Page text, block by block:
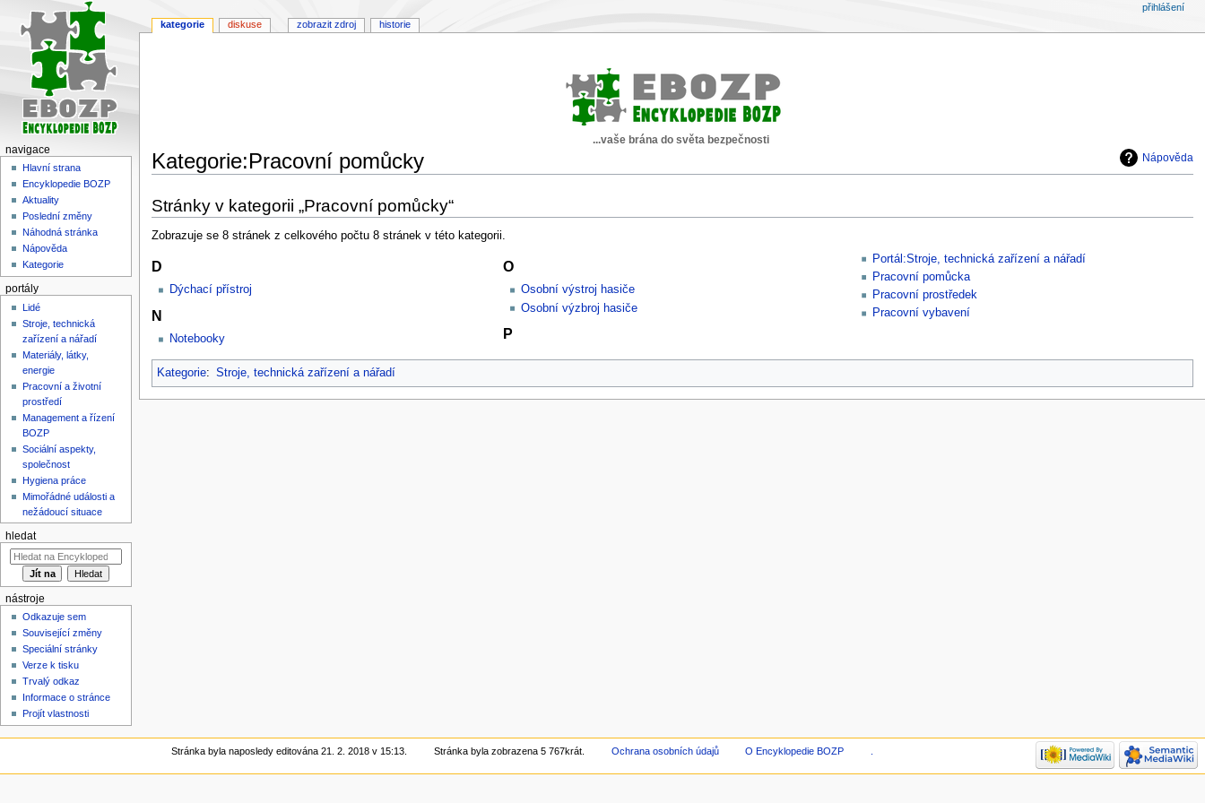
...vaše brána do světa bezpečnosti
Nápověda
Kategorie:Pracovní pomůcky
na
navigaci
na
vyhledávání
Stránky v kategorii „Pracovní pomůcky“
Zobrazuje se 8 stránek z celkového počtu 8 stránek v této kategorii.
D
Dýchací přístroj
N
Notebooky
O
Osobní výstroj hasiče
Osobní výzbroj hasiče
P
Portál:Stroje, technická zařízení a nářadí
Pracovní pomůcka
Pracovní prostředek
Pracovní vybavení
Kategorie: Stroje, technická zařízení a nářadí
kategorie diskuse zobrazit zdroj historie
přihlášení
navigace
Hlavní strana
Encyklopedie BOZP
Aktuality
Poslední změny
Náhodná stránka
Nápověda
Kategorie
portály
Lidé
Stroje, technická
zařízení a nářadí
Materiály, látky,
energie
Pracovní a životní
prostředí
Management a řízení
BOZP
Sociální aspekty,
společnost
Hygiena práce
Mimořádné události a
nežádoucí situace
hledat
nástroje
Odkazuje sem
Související změny
Speciální stránky
Verze k tisku
Trvalý odkaz
Informace o stránce
Projít vlastnosti
Stránka byla naposledy editována 21. 2. 2018 v 15:13. Stránka byla zobrazena 5 767krát. Ochrana osobních údajů O Encyklopedie BOZP